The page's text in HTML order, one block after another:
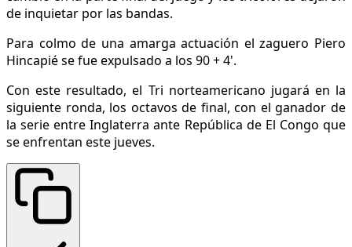
de inquietar por las bandas.
Para colmo de una amarga actuación el zaguero Piero
Hincapié se fue expulsado a los 90 + 4'.
Con este resultado, el Tri norteamericano jugará en la
siguiente ronda, los octavos de final, con el ganador de
la serie entre Inglaterra ante República de El Congo que
se enfrentan este jueves.